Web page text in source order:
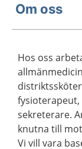
Om oss
Hos oss
sekreterare.
knutna till
Vi vill vara